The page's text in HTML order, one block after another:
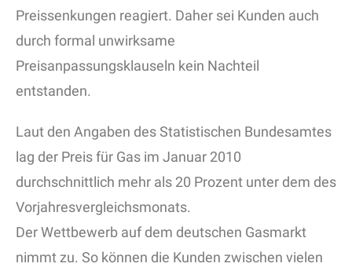
Preissenkungen reagiert. Daher sei Kunden auch
durch formal unwirksame
Preisanpassungsklauseln kein Nachteil
entstanden.
Laut den Angaben des Statistischen Bundesamtes
lag der Preis für Gas im Januar 2010
durchschnittlich mehr als 20 Prozent unter dem des
Vorjahresvergleichsmonats.
Der Wettbewerb auf dem deutschen Gasmarkt
nimmt zu. So können die Kunden zwischen vielen